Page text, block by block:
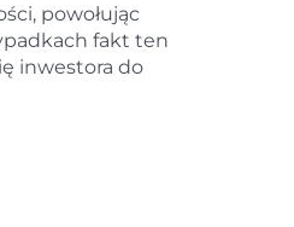
powołując
fakt ten
inwestora do